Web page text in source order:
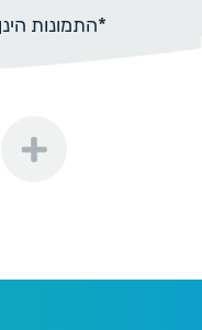
*התמונות
50 יחידות